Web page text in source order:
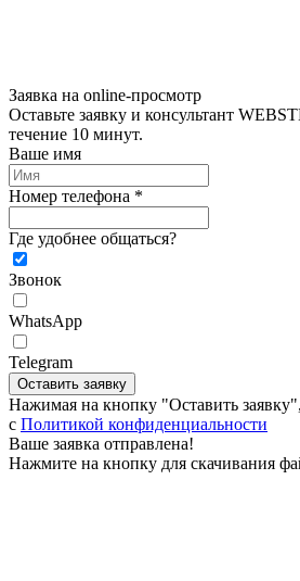
Заявка на online-просмотр
Оставьте заявку и консультант
течение 10 минут.
Ваше имя
Номер телефона *
Где удобнее общаться?
Звонок
WhatsApp
Telegram
Оставить заявку
Нажимая на кнопку "Оставить
c Политикой конфиденциальности
Ваше заявка отправлена!
Нажмите на кнопку для скачивания